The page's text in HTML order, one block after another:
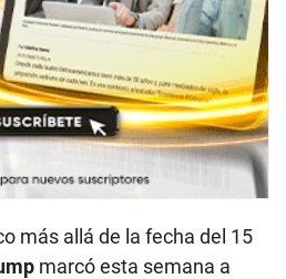
más allá de la fecha del 15
marcó esta semana a